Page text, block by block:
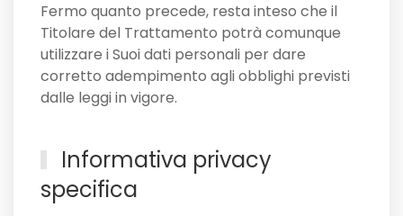
Fermo quanto precede, resta inteso che il
Titolare del Trattamento potrà comunque
utilizzare i Suoi dati personali per dare
corretto adempimento agli obblighi previsti
dalle leggi in vigore.
Informativa privacy
specifica